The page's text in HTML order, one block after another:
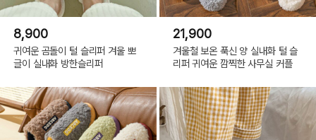
8,900
귀여운 곰돌이 털 슬리퍼 겨울 뽀
글이 실내화 방한슬리퍼
21,900
겨울철 보온 푹신 양 실내화 털 슬
리퍼 귀여운 깜찍한 사무실 커플